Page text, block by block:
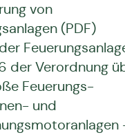
von
(PDF)
der Verordnung
Feuerungs-
und